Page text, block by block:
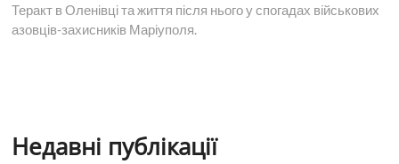
post:
Теракт в Оленівці та життя після нього у спогадах військових
азовців-захисників Маріуполя.
Недавні публікації